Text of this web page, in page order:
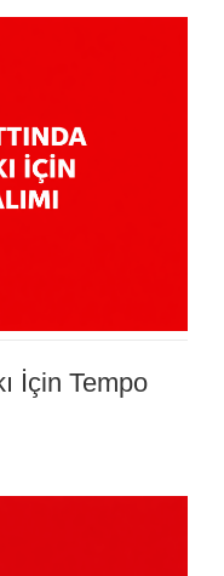
İçin Tempo